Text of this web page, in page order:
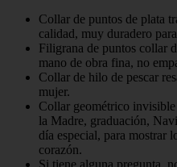
Collar de puntos de plata
calidad, muy duradero
Filigrana de puntos collar
mano de obra fina, no
Collar de hilo de pescar
mujer.
Collar geométrico
la Madre, graduación,
día especial, para mostrar
corazón.